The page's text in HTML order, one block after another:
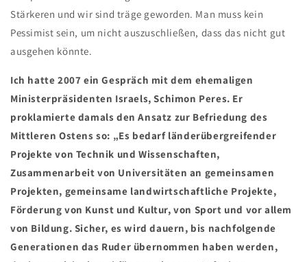
Stärkeren und wir sind träge geworden. Man muss kein
Pessimist sein, um nicht auszuschließen, dass das nicht gut
ausgehen könnte.
Ich hatte 2007 ein Gespräch mit dem ehemaligen
Ministerpräsidenten Israels, Schimon Peres. Er
proklamierte damals den Ansatz zur Befriedung des
Mittleren Ostens so: „Es bedarf länderübergreifender
Projekte von Technik und Wissenschaften,
Zusammenarbeit von Universitäten an gemeinsamen
Projekten, gemeinsame landwirtschaftliche Projekte,
Förderung von Kunst und Kultur, von Sport und vor allem
von Bildung. Sicher, es wird dauern, bis nachfolgende
Generationen das Ruder übernommen haben werden,